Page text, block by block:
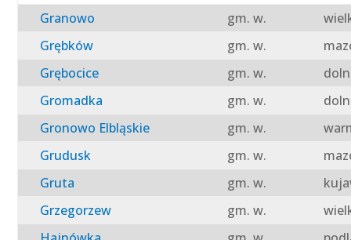
Granowo
gm. w.
Grębków
gm. w.
Grębocice
gm. w.
Gromadka
gm. w.
Gronowo Elbląskie
gm. w.
Grudusk
gm. w.
Gruta
gm. w.
Grzegorzew
gm. w.